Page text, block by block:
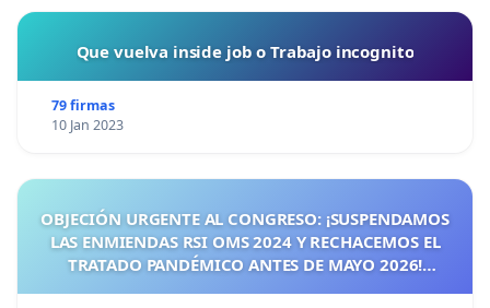
Que vuelva inside job o Trabajo incognito
79 firmas
10 Jan 2023
OBJECIÓN URGENTE AL CONGRESO: ¡SUSPENDAMOS
LAS ENMIENDAS RSI OMS 2024 Y RECHACEMOS EL
TRATADO PANDÉMICO ANTES DE MAYO 2026!